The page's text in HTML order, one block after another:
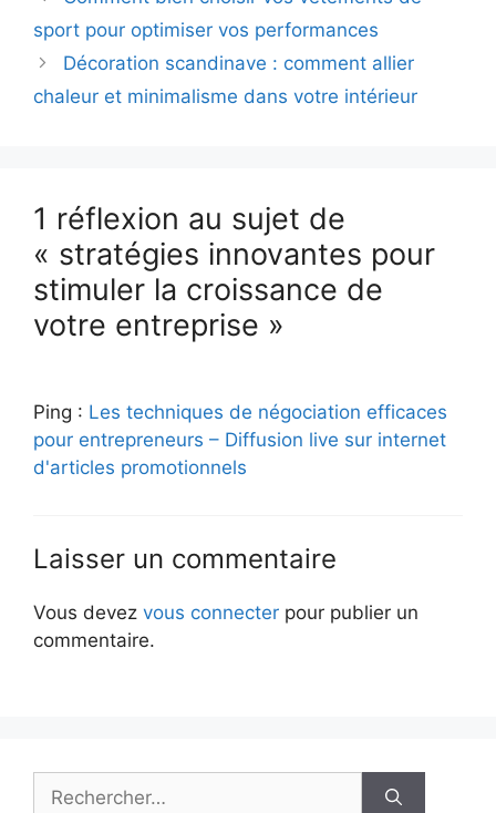
sport pour optimiser vos performances
Décoration scandinave : comment allier
chaleur et minimalisme dans votre intérieur
1 réflexion au sujet de
« stratégies innovantes pour
stimuler la croissance de
votre entreprise »
Ping : Les techniques de négociation efficaces
pour entrepreneurs – Diffusion live sur internet
d'articles promotionnels
Laisser un commentaire
Vous devez vous connecter pour publier un
commentaire.